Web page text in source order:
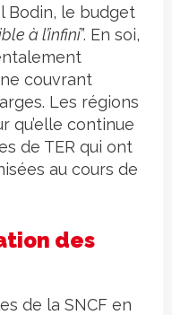
Bodin, le budget
à l’infini”. En soi,
couvrant
Les régions
qu’elle continue
de TER qui ont
au cours de
des
de la SNCF en